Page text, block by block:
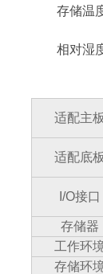
存储温度
相对湿度
适配主
适配底
I/O接口
存储器
工作环
存储环